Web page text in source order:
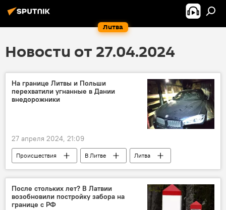
Литва
Новости от 27.04.2024
На границе Литвы и Польши
перехватили угнанные в Дании
внедорожники
27 апреля 2024, 21:09
Происшествия В Литве
Литва
автомобиль
угон
пограничники
Дания
машина внедорожник
После стольких лет? В Латвии
возобновили постройку забора на
границе с РФ